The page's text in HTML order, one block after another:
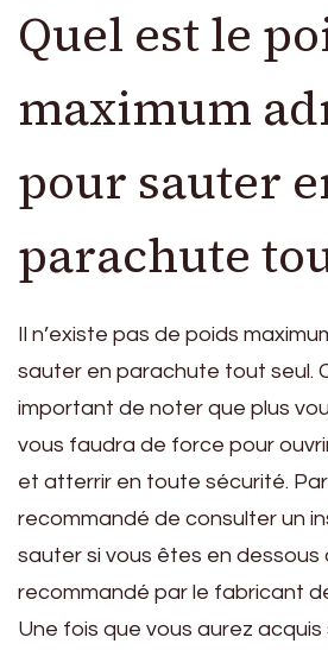
Quel est le
maximum
pour sauter
parachute
Il n’existe pas de poids
sauter en parachute tout seul.
important de noter que plus
vous faudra de force pour
et atterrir en toute sécurité.
recommandé de consulter un
sauter si vous êtes en dessous
recommandé par le fabricant
Une fois que vous aurez